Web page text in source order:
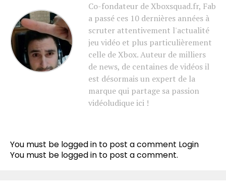
Co-fondateur de Xboxsquad.fr, Fab
a passé ces 10 dernières années à
scruter attentivement l'actualité
jeu vidéo et plus particulièrement
celle de Xbox. Auteur de milliers
de news, de centaines de vidéos il
est désormais un expert de la
marque qui partage sa passion
vidéoludique ici !
You must be logged in to post a comment Login
You must be logged in to post a comment.